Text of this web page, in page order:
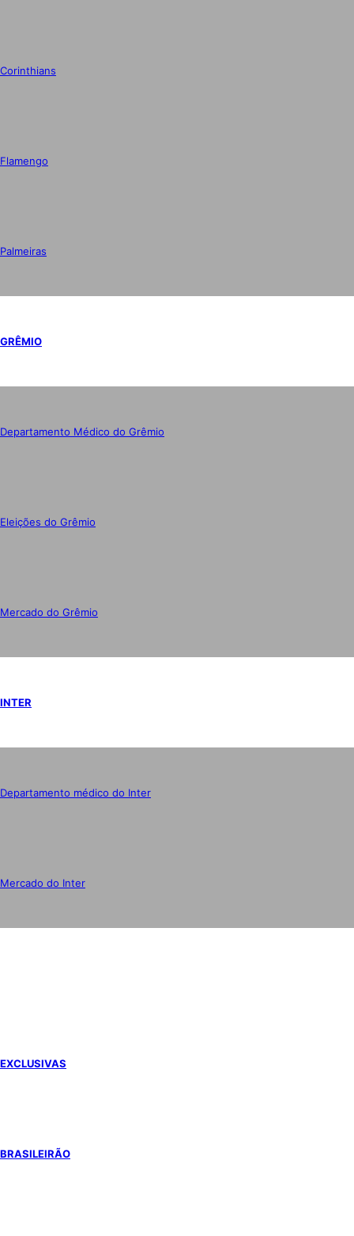
Corinthians
Flamengo
Palmeiras
GRÊMIO
Departamento Médico do Grêmio
Eleições do Grêmio
Mercado do Grêmio
INTER
Departamento médico do Inter
Mercado do Inter
EXCLUSIVAS
BRASILEIRÃO